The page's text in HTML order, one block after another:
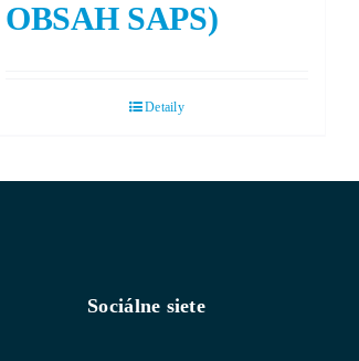
OBSAH SAPS)
Detaily
Sociálne siete